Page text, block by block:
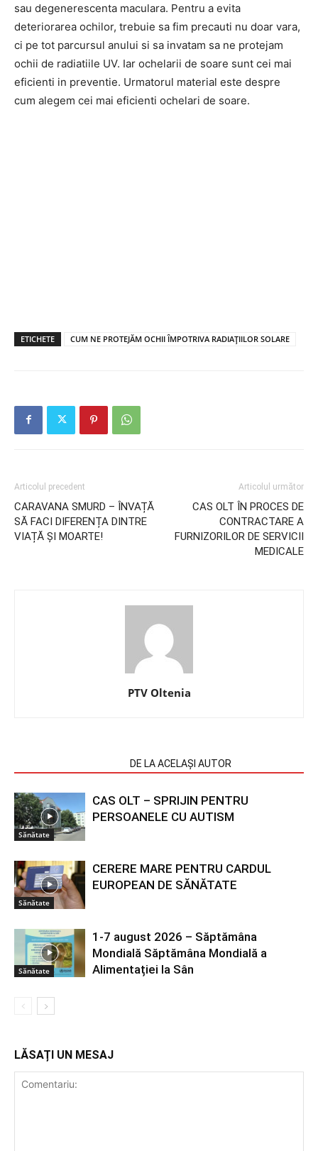
sau degenerescenta maculara. Pentru a evita
deteriorarea ochilor, trebuie sa fim precauti nu doar vara,
ci pe tot parcursul anului si sa invatam sa ne protejam
ochii de radiatiile UV. Iar ochelarii de soare sunt cei mai
eficienti in preventie. Urmatorul material este despre
cum alegem cei mai eficienti ochelari de soare.
ETICHETE CUM NE PROTEJĂM OCHII ÎMPOTRIVA RADIAȚIILOR SOLARE
Articolul precedent
CARAVANA SMURD – ÎNVAȚĂ
SĂ FACI DIFERENȚA DINTRE
VIAȚĂ ȘI MOARTE!
Articolul următor
CAS OLT ÎN PROCES DE
CONTRACTARE A
FURNIZORILOR DE SERVICII
MEDICALE
PTV Oltenia
DE LA ACELAȘI AUTOR
Sănătate
CAS OLT – SPRIJIN PENTRU
PERSOANELE CU AUTISM
Sănătate
CERERE MARE PENTRU CARDUL
EUROPEAN DE SĂNĂTATE
Sănătate
1-7 august 2026 – Săptămâna
Mondială Săptămâna Mondială a
Alimentației la Sân
LĂSAȚI UN MESAJ